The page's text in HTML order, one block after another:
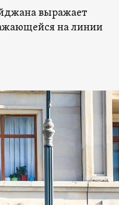
выражает
на линии